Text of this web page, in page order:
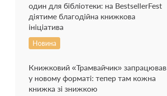
один для бібліотеки: на BestsellerFest
діятиме благодійна книжкова
ініціатива
Новина
Книжковий «Трамвайчик» запрацював
у новому форматі: тепер там кожна
книжка зі знижкою